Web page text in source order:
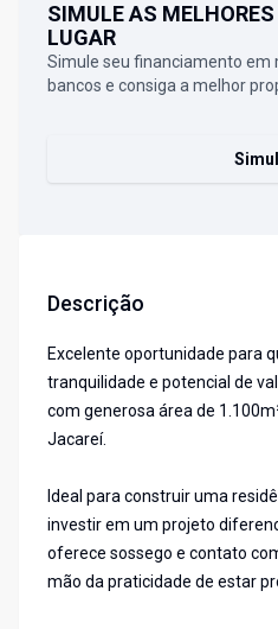
SIMULE AS
LUGAR
Simule seu financiamento em
bancos e consiga a melhor
Descrição
Excelente oportunidade para
tranquilidade e potencial de
com generosa área de
Jacareí.
Ideal para construir uma
investir em um projeto
oferece sossego e contato
mão da praticidade de estar